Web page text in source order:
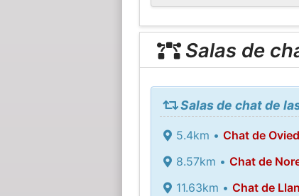
Salas de
Salas de chat de
5.4km • Chat de
8.57km • Chat de
11.63km • Chat de